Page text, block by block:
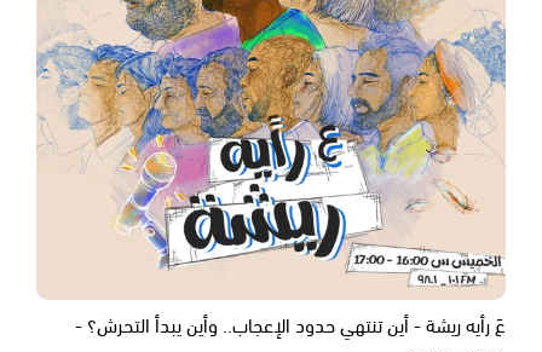
عَ رأيه ريشة - أين تنتهي حدود الإعجاب.. وأين يبدأ التحرش؟ -